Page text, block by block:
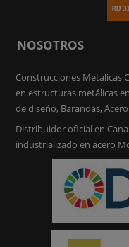
NOSOTROS
Construcciones Metálicas
en estructuras metálicas
de diseño, Barandas,
Distribuidor oficial en
industrializado en acero